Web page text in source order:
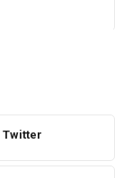
Twitter